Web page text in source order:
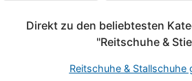
Direkt zu den beliebtesten
"Reitschuhe &
Reitschuhe & Stallschuhe